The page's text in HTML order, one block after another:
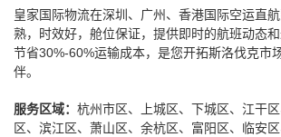
皇家国际物流在深圳、广州、香港国际空运直
熟，时效好，舱位保证，提供即时的航班动态
节省30%-60%运输成本，是您开拓斯洛伐克市
伴。
服务区域： 杭州市区、上城区、下城区、江干
区、滨江区、萧山区、余杭区、富阳区、临安